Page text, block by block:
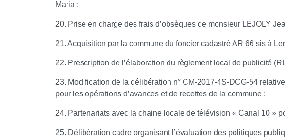
Maria ;
20. Prise en charge des frais d’obsèques de monsieur LEJOLY
21. Acquisition par la commune du foncier cadastré AR 66 sis à
22. Prescription de l’élaboration du règlement local de publicité
23. Modification de la délibération n° CM-2017-4S-DCG-54
pour les opérations d’avances et de recettes de la commune ;
24. Partenariats avec la chaine locale de télévision « Canal 10 »
25. Délibération cadre organisant l’évaluation des politiques